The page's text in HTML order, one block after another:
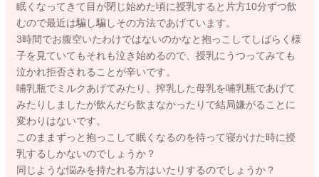
眠くなってきて目が閉じ始めた頃に授乳すると片方10分ずつ飲
むので最近は騙し騙しその方法であげています。
3時間でお腹空いたわけではないのかなと抱っこしてしばらく様
子を見ていてもそれも泣き始めるので、授乳にうつってみても
泣かれ拒否されることが辛いです。
哺乳瓶でミルクあげてみたり、搾乳した母乳を哺乳瓶であげて
みたりしましたが飲んだら飲まなかったりで結局嫌がることに
変わりはないです。
このままずっと抱っこして眠くなるのを待って寝かけた時に授
乳するしかないのでしょうか？
同じような悩みを持たれる方はいたりするのでしょうか？